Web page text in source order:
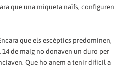
que una miqueta naïfs, configuren
que els escèptics predominen,
de maig no donaven un duro per
Que ho anem a tenir difícil a